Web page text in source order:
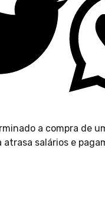
a compra de
salários e